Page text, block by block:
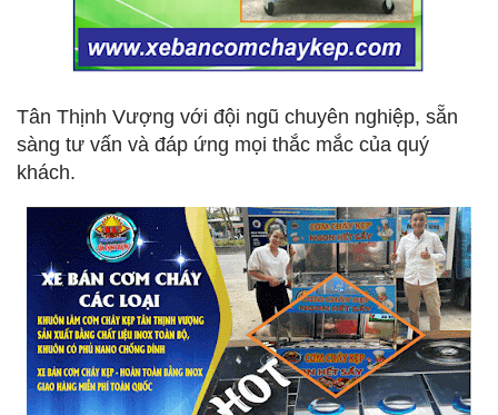
Tân Thịnh Vượng với đội ngũ chuyên nghiệp, sẵn
sàng tư vấn và đáp ứng mọi thắc mắc của quý
khách.